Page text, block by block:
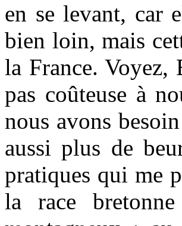
en se levant, car
bien loin, mais
la France. Voyez,
pas coûteuse à
nous avons
aussi plus de
pratiques qui me
la race